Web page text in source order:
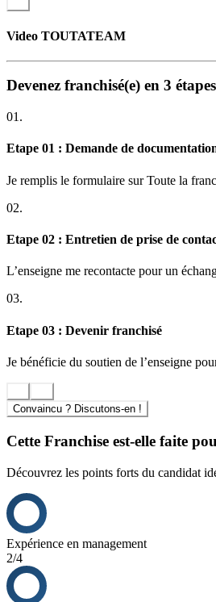
disposition.
Avantages financiers à rejoindre
En moyenne, le territoire d’un
Video TOUTATEAM
Devenez franchisé(e) en 3 étapes
01.
Etape 01 : Demande de
Je remplis le formulaire sur Toute la
02.
Etape 02 : Entretien de prise de
L’enseigne me recontacte pour un
03.
Etape 03 : Devenir franchisé
Je bénéficie du soutien de l’enseigne
Convaincu ? Discutons-en !
Cette Franchise est-elle faite
Découvrez les points forts du candidat
Expérience en management
2/4